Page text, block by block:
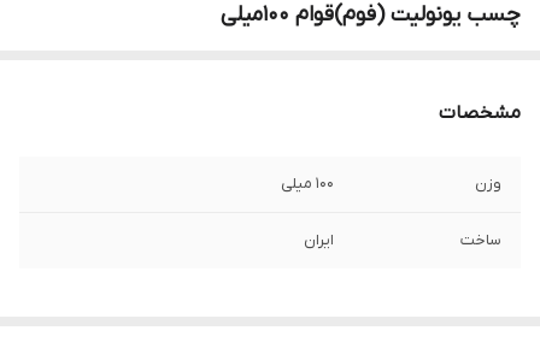
چسب یونولیت (فوم)قوام 100میلی
مشخصات
وزن 100 میلی
ساخت ایران